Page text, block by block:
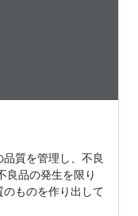
質を管理し、不良
良品の発生を限り
ものを作り出して